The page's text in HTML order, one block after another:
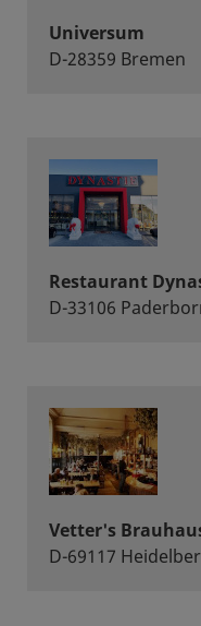
Universum
D-28359 Bremen
Restaurant
D-33106
Vetter's
D-69117